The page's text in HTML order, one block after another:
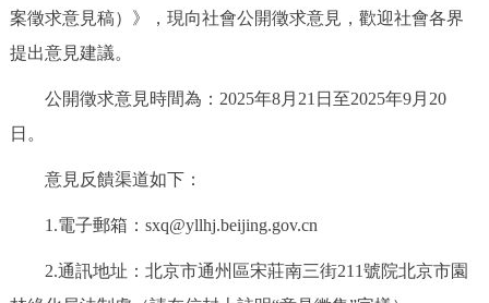
政務服務
個人服務 法人服務 部門服務
仲介服務 陽光政務
政民互動
案徵求意見稿）》，現向社會公開徵求意見，歡迎社會各界
提出意見建議。
公開徵求意見時間為：2025年8月21日至2025年9月20
日。
意見反饋渠道如下：
1.電子郵箱：sxq@yllhj.beijing.gov.cn
2.通訊地址：北京市通州區宋莊南三街211號院北京市園